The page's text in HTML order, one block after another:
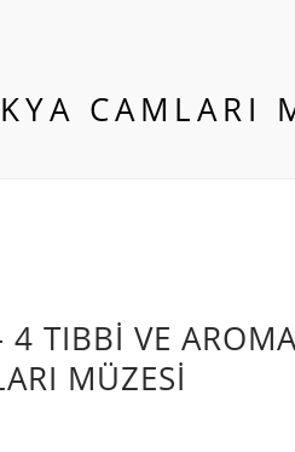
CAMLARI
4 TIBBİ VE
MÜZESİ